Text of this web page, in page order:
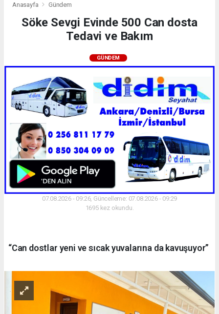
Anasayfa Gündem
Söke Sevgi Evinde 500 Can dosta
Tedavi ve Bakım
GÜNDEM
07.08.2026 - 09:26, Güncelleme: 07.08.2026 - 09:29
1695 kez okundu.
“Can dostlar yeni ve sıcak yuvalarına da kavuşuyor”